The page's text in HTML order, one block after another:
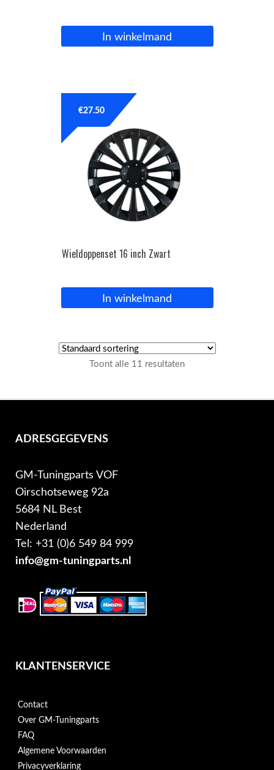
In winkelmand
Wieldoppenset 16 inch Zwart
€27.50
In winkelmand
Toont alle 11 resultaten
ADRESGEGEVENS
GM-Tuningparts VOF
Oirschotseweg 92a
5684 NL Best
Nederland
Tel: +31 (0)6 549 84 999
info@gm-tuningparts.nl
KLANTENSERVICE
Contact
Over GM-Tuningparts
FAQ
Algemene Voorwaarden
Privacyverklaring